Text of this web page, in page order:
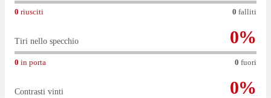
0 riusciti 0 falliti
Tiri nello specchio 0%
0 in porta 0 fuori
Contrasti vinti 0%